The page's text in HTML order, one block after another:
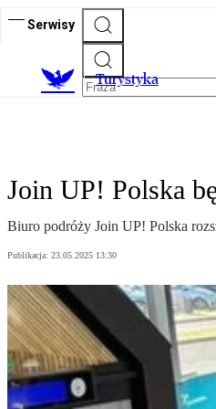
Serwisy
Turystyka
Join UP! Polska
Biuro podróży Join UP! Polska
Publikacja: 23.05.2025 13:30